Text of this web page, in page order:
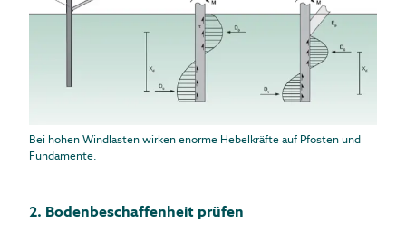
Bei hohen Windlasten wirken enorme Hebelkräfte auf Pfosten und
Fundamente.
2. Bodenbeschaffenheit prüfen